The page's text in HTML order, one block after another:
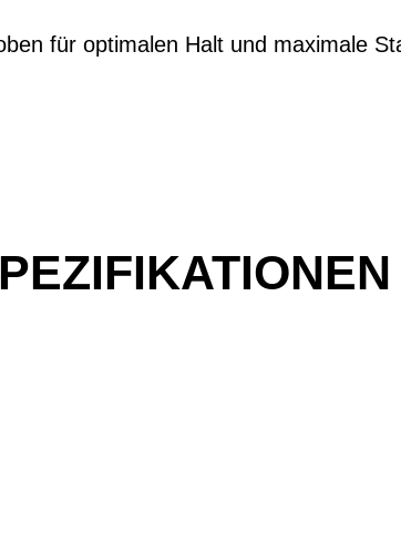
für optimalen Halt und maximale